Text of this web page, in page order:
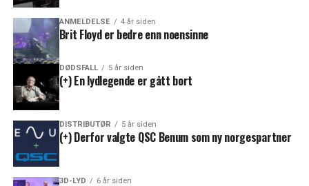
ANMELDELSE 4 år siden
Brit Floyd er bedre enn noensinne
DØDSFALL 5 år siden
(+) En lydlegende er gått bort
DISTRIBUTØR 5 år siden
(+) Derfor valgte QSC Benum som ny norgespartner
3D-LYD 6 år siden